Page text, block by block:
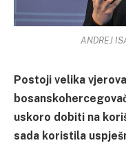
ANDREJ
Postoji velika
uskoro dobiti na
sada koristila